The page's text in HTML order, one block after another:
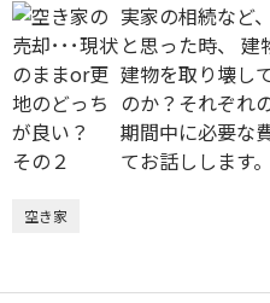
実家の相続など
と思った時、 建
建物を取り壊し
のか？それぞれ
期間中に必要な
てお話しします。
空き家